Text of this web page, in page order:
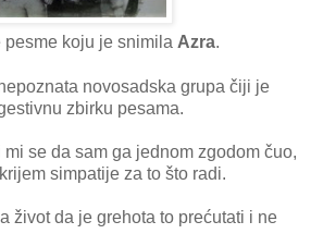
pesme koju je snimila Azra.
novosadska grupa čiji je
zbirku pesama.
se da sam ga jednom zgodom čuo,
simpatije za to što radi.
život da je grehota to prećutati i ne